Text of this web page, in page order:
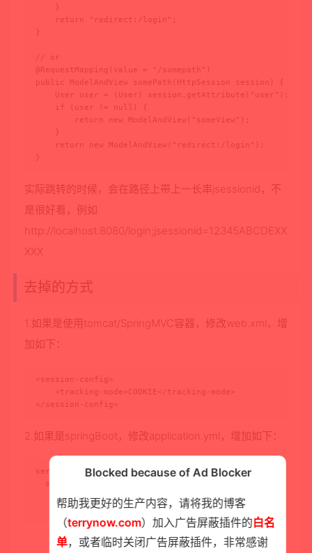
    }
    return "redirect:/login";
}
// or
@RequestMapping(value = "/somepath")
public ModelAndView somePath(HttpSession session) {
    User user = (User) session.getAttribute("user");
    if (user != null) {
        return new ModelAndView("someView");
    }
    return new ModelAndView("redirect:/login");
}
实际跳转的时候，会在路径上带上一长串jsessionid，不
是很好看，例如
http://localhost:8080/login;jsessionid=12345ABCDEXX
XXX
去掉的方式
1.如果是使用tomcat/SpringMVC容器，修改web.xml，增
加如下：
<session-config>
    <tracking-mode>COOKIE</tracking-mode>
</session-config>
2.如果是springBoot，修改application.yml，增加如下：
server:
  servlet:
    session:
      tracking-modes: cookie
Blocked because of Ad Blocker
帮助我更好的生产内容，请将我的博客
（terrynow.com）加入广告屏蔽插件的白名
单，或者临时关闭广告屏蔽插件，非常感谢